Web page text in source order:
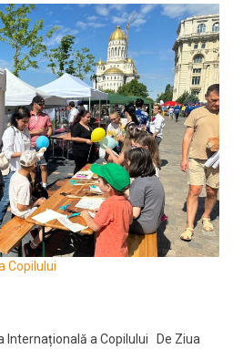
Copilului
Internațională a Copilului De Ziua